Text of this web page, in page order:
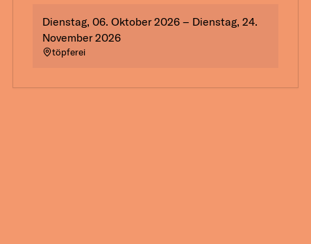
Dienstag, 06. Oktober 2026 – Dienstag, 24.
November 2026
töpferei